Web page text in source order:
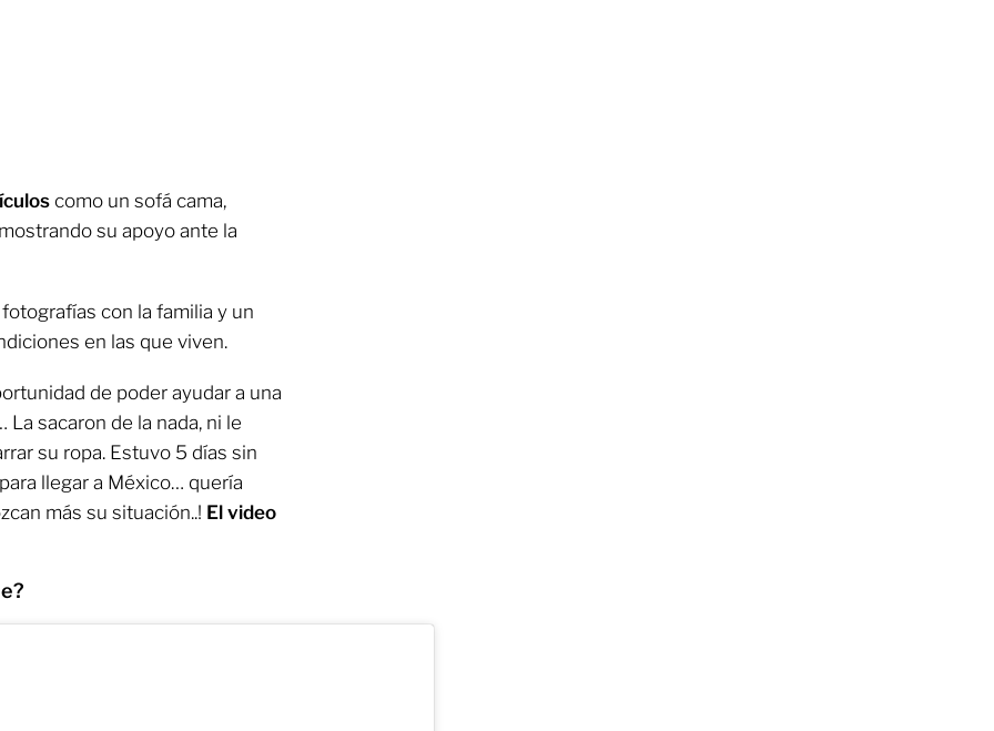
como un sofá cama,
su apoyo ante la
con la familia y un
en las que viven.
de poder ayudar a una
sacaron de la nada, ni le
su ropa. Estuvo 5 días sin
llegar a México… quería
más su situación..! El video